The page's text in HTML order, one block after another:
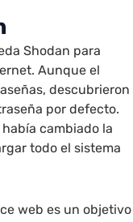
Shodan para
Aunque el
descubrieron
por defecto.
cambiado la
todo el sistema
web es un objetivo